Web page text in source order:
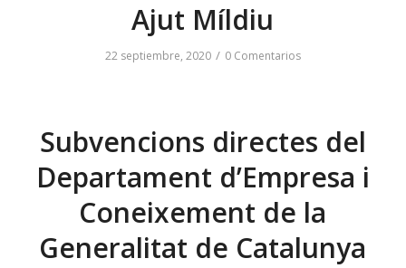
Ajut Míldiu
22 septiembre, 2020 / 0 Comentarios
Subvencions directes del
Departament d’Empresa i
Coneixement de la
Generalitat de Catalunya